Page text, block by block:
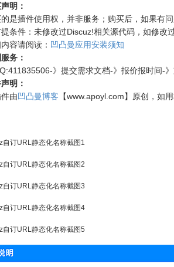
明：
的是插件使用权，并非服务；购买后，如果有
提条件：未修改过Discuz!相关源代码，如修改
容请阅读： 凹凸曼应用安装须知
务：
》提交需求文档-》报价报时间-
明：
由凹凸曼博客 【www.apoyl.com】原创，如